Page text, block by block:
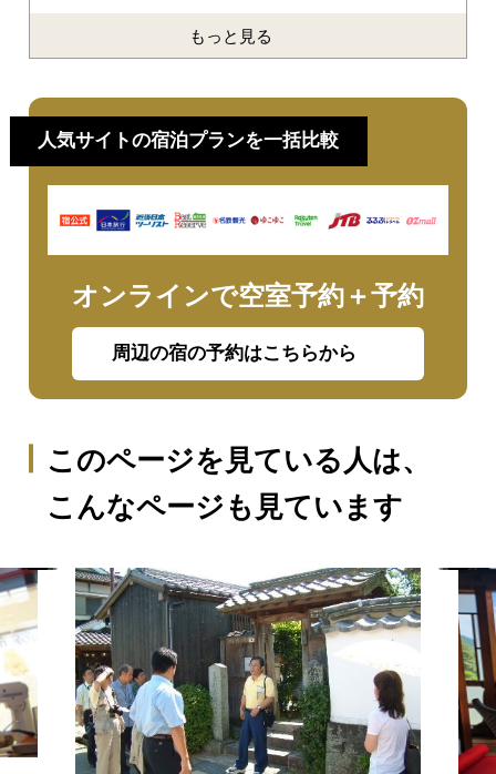
もっと見る
人気サイトの宿泊プランを一括比較
オンラインで空室予約＋予約
周辺の宿の予約はこちらから
このページを見ている人は、
こんなページも見ています